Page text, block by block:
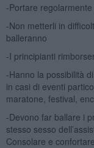
-Portare
-Non metterli in
balleranno
-I principianti
-Hanno la possibilità
in casi di eventi
maratone, festival,
-Devono far ballare i
stesso sesso
Consolare e